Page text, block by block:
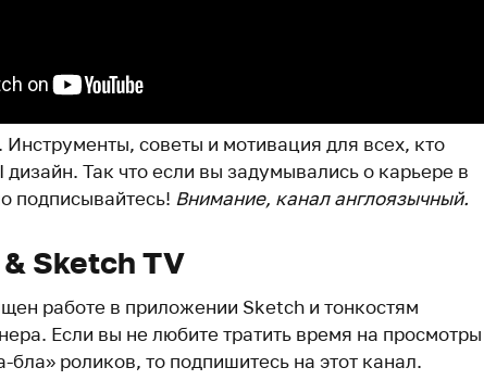
. Инструменты, советы и мотивация для всех, кто
дизайн. Так что если вы задумывались о карьере в
подписывайтесь! Внимание, канал англоязычный.
Sketch TV
работе в приложении Sketch и тонкостям
Если вы не любите тратить время на просмотры
бла» роликов, то подпишитесь на этот канал.